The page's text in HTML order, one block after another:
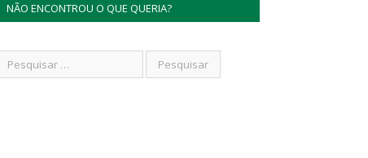
NÃO ENCONTROU O QUE QUERIA?